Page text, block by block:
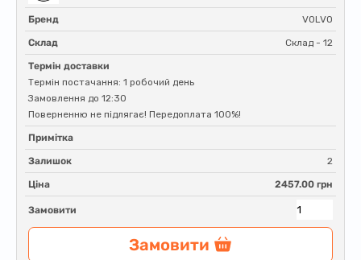
Бренд VOLVO
Склад Склад - 12
Термін доставки
Термін постачання: 1 робочий день
Замовлення до 12:30
Поверненню не підлягає! Передоплата 100%!
Примітка
Залишок 2
Ціна 2457.00 грн
Замовити
Замовити